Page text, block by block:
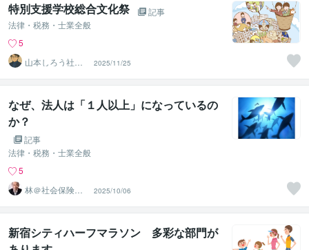
特別支援学校総合文化祭
記事
法律・税務・士業全般
5
山本しろう社労
士事務所
2025/11/25
なぜ、法人は「１人以上」になっているの
か？
記事
法律・税務・士業全般
5
林＠社会保険労
務士
2025/10/06
新宿シティハーフマラソン 多彩な部門が